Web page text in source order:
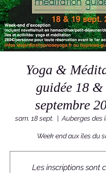
Yoga &
guidée 18 &
septembre
sam. 18 sept. Auberges des
Les inscriptions sont